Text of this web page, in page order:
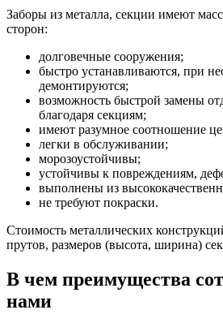
Заборы из металла, секции имеют
сторон:
долговечные сооружения;
быстро устанавливаются, при
демонтируются;
возможность быстрой замены
благодаря секциям;
имеют разумное соотношение
легки в обслуживании;
морозоустойчивы;
устойчивы к повреждениям,
выполнены из
не требуют покраски.
Стоимость металлических
прутов, размеров (высота, ширина)
В чем преимущества
нами